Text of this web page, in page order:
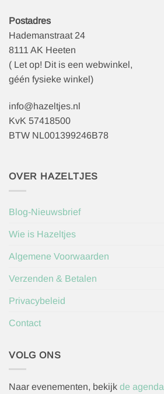
Postadres
Hademanstraat 24
8111 AK Heeten
( Let op! Dit is een webwinkel,
géén fysieke winkel)
info@hazeltjes.nl
KvK 57418500
BTW NL001399246B78
OVER HAZELTJES
Blog-Nieuwsbrief
Wie is Hazeltjes
Algemene Voorwaarden
Verzenden & Betalen
Privacybeleid
Contact
VOLG ONS
Naar evenementen, bekijk de agenda